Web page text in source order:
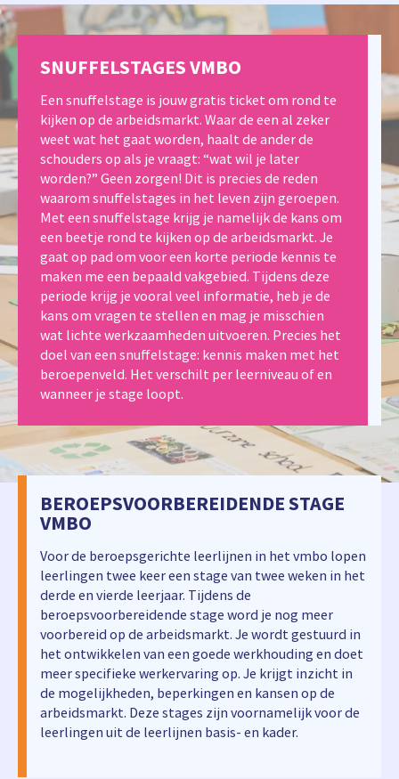
SNUFFELSTAGES VMBO
Een snuffelstage is jouw gratis ticket om rond te
kijken op de arbeidsmarkt. Waar de een al zeker
weet wat het gaat worden, haalt de ander de
schouders op als je vraagt: “wat wil je later
worden?” Geen zorgen! Dit is precies de reden
waarom snuffelstages in het leven zijn geroepen.
Met een snuffelstage krijg je namelijk de kans om
een beetje rond te kijken op de arbeidsmarkt. Je
gaat op pad om voor een korte periode kennis te
maken me een bepaald vakgebied. Tijdens deze
periode krijg je vooral veel informatie, heb je de
kans om vragen te stellen en mag je misschien
wat lichte werkzaamheden uitvoeren. Precies het
doel van een snuffelstage: kennis maken met het
beroepenveld. Het verschilt per leerniveau of en
wanneer je stage loopt.
BEROEPSVOORBEREIDENDE STAGE
VMBO
Voor de beroepsgerichte leerlijnen in het vmbo lopen
leerlingen twee keer een stage van twee weken in het
derde en vierde leerjaar. Tijdens de
beroepsvoorbereidende stage word je nog meer
voorbereid op de arbeidsmarkt. Je wordt gestuurd in
het ontwikkelen van een goede werkhouding en doet
meer specifieke werkervaring op. Je krijgt inzicht in
de mogelijkheden, beperkingen en kansen op de
arbeidsmarkt. Deze stages zijn voornamelijk voor de
leerlingen uit de leerlijnen basis- en kader.